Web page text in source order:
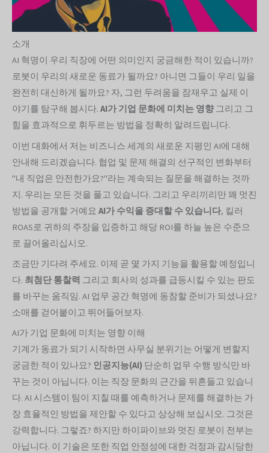
소개
AI 혁명이 우리 직장에 어떤 의미인지 궁금해한 적이 있습니까?
로봇이 우리의 새로운 동료가 될까요? 아니면 그들이 우리 일을
완전히 대신하게 될까요? 자, 그런 두려움을 잠재우고 실제 이
야기를 탐구해 봅시다. AI가 기업 문화에 미치는 영향 그리고 그
힘을 효과적으로 휘두르는 방법을 정확히 알려드립니다.
이번 대화에서 저는 비즈니스 세계의 새로운 지평인 AI에 대해
안내해 드리겠습니다. 협업 및 문제 해결의 선구적인 변화부터
"내 직업은 안전한가요?"라는 계속되는 질문을 해결하는 것까
지. 우리는 모든 것을 풀고 있습니다. 그리고 우리끼리만 꽤 멋진
방법을 공개할 거예요 AI가 수익을 증대할 수 있습니다, 킬러
ROAS로 귀하의 주장을 입증하고 해당 ROI를 하늘 높은 수준으
로 끌어올리십시오.
조금만 기다려 주세요. 이제 곧 몇 가지 기능을 활용할 예정입니
다. 최첨단 통찰력 그리고 회사의 성과를 급등시킬 수 있는 판도
를 바꾸는 움직임. AI 업무 공간 혁명에 동참할 준비가 되셨나요?
소매를 걷어붙이고 뛰어들어보자.
AI가 기업 문화에 미치는 영향 이해
기계가 동료가 되기 시작하면 사무실 분위기는 어떻게 변할지
궁금한 적이 있나요? 인공지능(AI) 단순히 업무 수행 방식만 바
꾸는 것이 아닙니다. 이는 직장 문화의 근간을 뒤흔들고 있습니
다. AI 시스템이 팀이 지칠 때를 예측하거나 문제를 해결하는 가
장 효율적인 방법을 제안할 수 있다고 상상해 보십시오. 그것은
강력합니다. 그렇죠? 하지만 하이파이브와 멋진 로봇이 전부는
아닙니다. 이 기술은 또한 직업 안정성에 대한 걱정과 감시당한